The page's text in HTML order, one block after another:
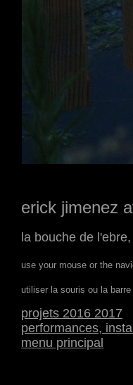
erick jimenez
la bouche de
use your mouse or the
utiliser la souris ou la
projets 2016 2017
performances,
menu principal